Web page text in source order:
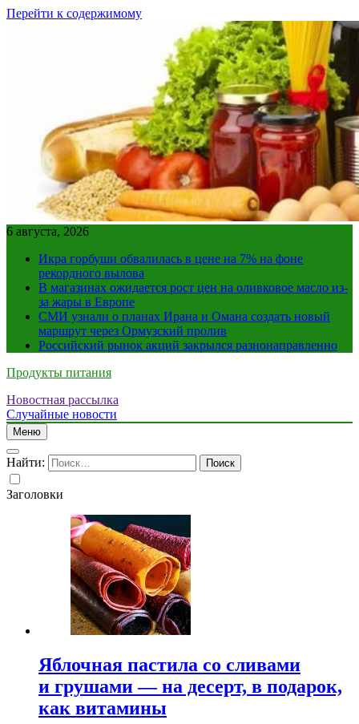
Перейти к содержимому
6 августа, 2026
Икра горбуши обвалилась в цене на 7% на фоне
рекордного вылова
В магазинах ожидается рост цен на оливковое масло из-
за жары в Европе
СМИ узнали о планах Ирана и Омана создать новый
маршрут через Ормузский пролив
Российский рынок акций закрылся разнонаправленно
Продукты питания
Новостная рассылка
Случайные новости
Меню
Найти:
Заголовки
Яблочная пастила со сливами
и грушами — на десерт, в подарок,
как витамины